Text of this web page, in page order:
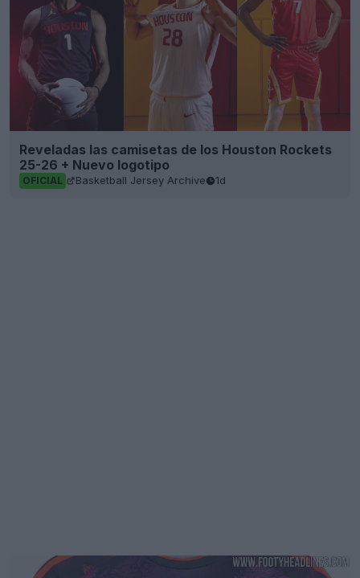
Reveladas las camisetas de los Houston Rockets
25-26 + Nuevo logotipo
OFICIAL Basketball Jersey Archive 1d